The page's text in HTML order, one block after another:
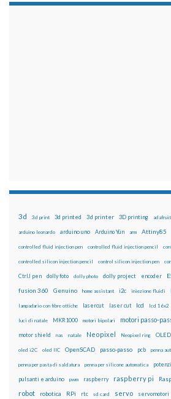
3d 3d print 3d printed 3d printer 3D printing adafruit
arduino leonardo arduino uno Arduino Yún arm Attiny85
controlled fluid injection pen controlled fluid injection pencil
controlled silicon injection pencil control silicon injection pen
CtrlJ pen dolly foto dolly photo dolly project encoder
fusion 360 Genuino home assistant i2c iniezione fluidi
lampadario con fibre ottiche lasercut laser cut lcd lcd 16x2
luci di natale MKR1000 motori bipolari motori passo-
motor shield nas natale Neopixel Neopixel ring OLED
oled i2C oled IIC OpenSCAD passo-passo pcb penna
penna per pasta di saldatura penna per silicone automatica
pulsanti e arduino pwm raspberry raspberry pi
robot robotica RPi rtc sd card servo servomotori